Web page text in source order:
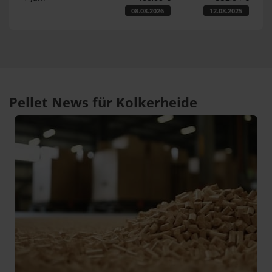
08.08.2026 12.08.2025
Pellet News für Kolkerheide